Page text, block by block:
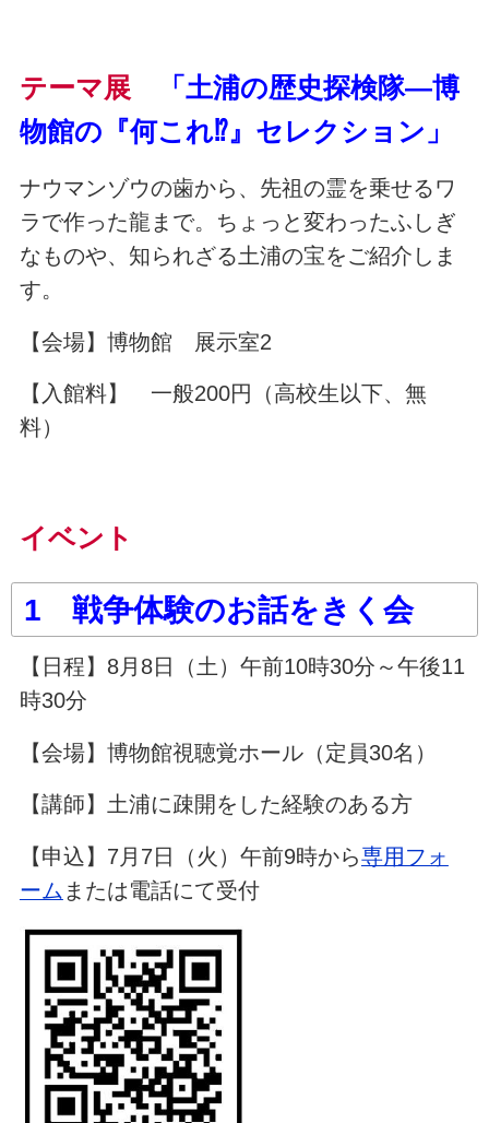
テーマ展
「土浦の歴史探検隊―博
物館の『何これ⁉』セレクション」
ナウマンゾウの歯から、先祖の霊を乗せるワ
ラで作った龍まで。ちょっと変わったふしぎ
なものや、知られざる土浦の宝をご紹介しま
す。
【会場】博物館 展示室2
【入館料】 一般200円（高校生以下、無
料）
イベント
1 戦争体験のお話をきく会
【日程】8月8日（土）午前10時30分～午後11
時30分
【会場】博物館視聴覚ホール（定員30名）
【講師】土浦に疎開をした経験のある方
【申込】7月7日（火）午前9時から専用フォ
ーム または電話にて受付